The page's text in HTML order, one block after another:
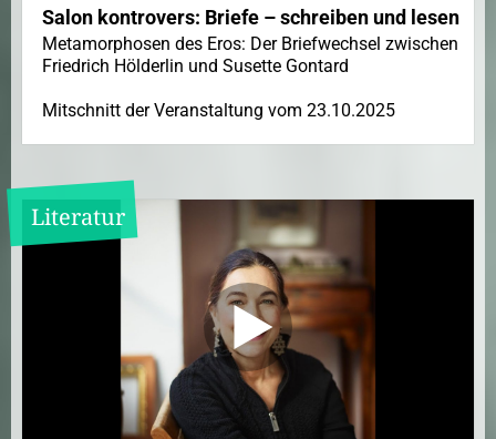
Salon kontrovers: Briefe – schreiben und lesen
Metamorphosen des Eros: Der Briefwechsel zwischen
Friedrich Hölderlin und Susette Gontard
Mitschnitt der Veranstaltung vom 23.10.2025
Literatur